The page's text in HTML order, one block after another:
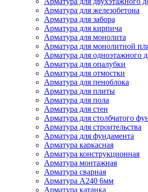
Арматура для железобетона
Арматура для забора
Арматура для кирпича
Арматура для монолита
Арматура для монолитной
Арматура для одноэтажного
Арматура для опалубки
Арматура для отмостки
Арматура для пеноблока
Арматура для плиты
Арматура для пола
Арматура для стен
Арматура для столбчатого
Арматура для строительства
Арматура для фундамента
Арматура каркасная
Арматура конструкционная
Арматура монтажная
Арматура сварная
Арматура А240 6мм
Арматура катанка